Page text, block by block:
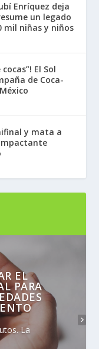
Enríquez deja
un legado
mil niñas y niños
El Sol
de Coca-
y mata a
EL
PARA
La